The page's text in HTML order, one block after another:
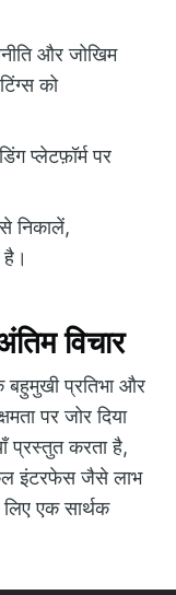
और जोखिम
को
प्लेटफ़ॉर्म पर
निकालें,
विचार
प्रतिभा और
पर जोर दिया
प्रस्तुत करता है,
इंटरफेस जैसे लाभ
लिए एक सार्थक